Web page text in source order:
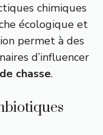
chimiques
écologique et
permet à des
d’influencer
chasse.